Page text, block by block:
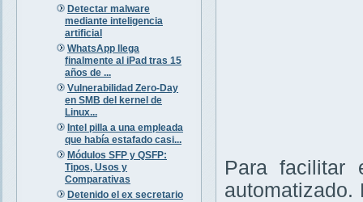
Detectar malware
mediante inteligencia
artificial
WhatsApp llega
finalmente al iPad tras 15
años de ...
Vulnerabilidad Zero-Day
en SMB del kernel de
Linux...
Intel pilla a una empleada
que había estafado casi...
Módulos SFP y QSFP:
Tipos, Usos y
Comparativas
Detenido el ex secretario
Para facilitar
automatizado.